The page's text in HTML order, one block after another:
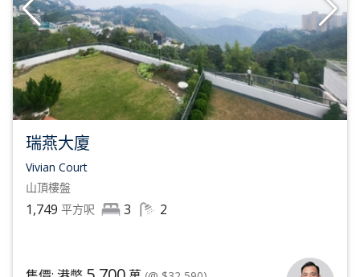
瑞燕大廈
Vivian Court
山頂樓盤
1,749 平方呎 3 2